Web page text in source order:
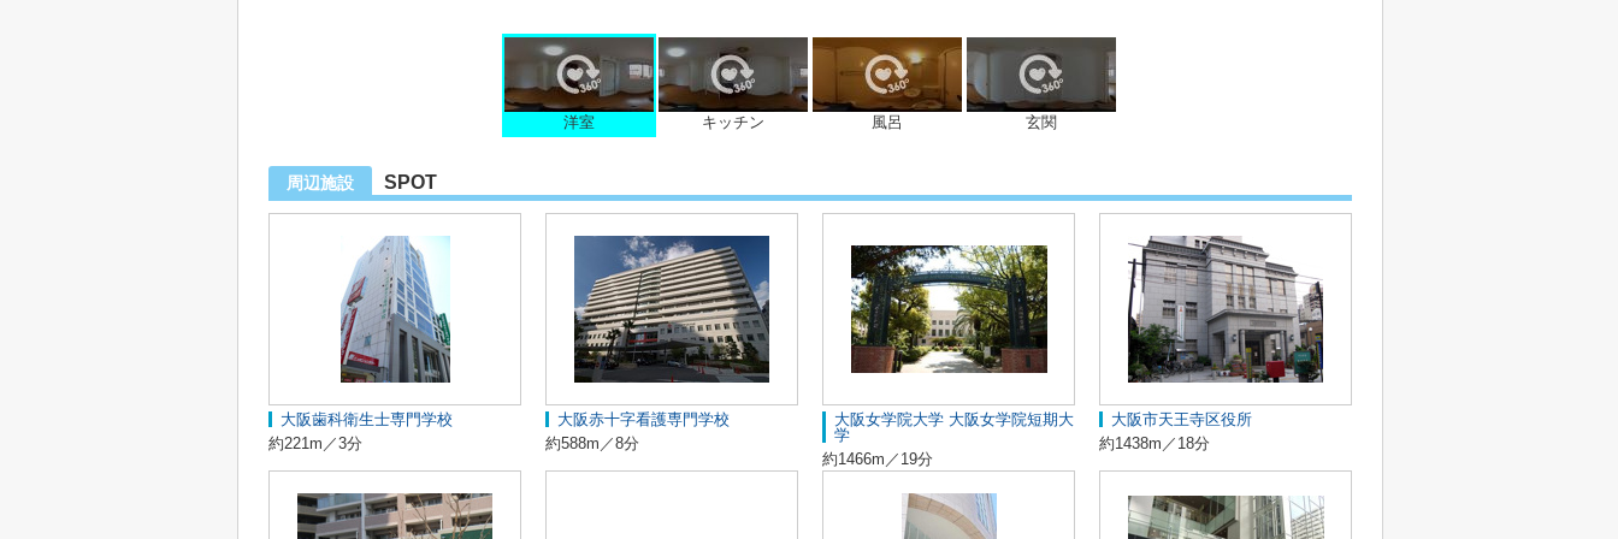
洋室 キッチン 風呂 玄関
周辺施設 SPOT
大阪歯科衛生士専門学校
約221m／3分
大阪赤十字看護専門学校
約588m／8分
大阪女学院大学 大阪女学院短期大
学
約1466m／19分
大阪市天王寺区役所
約1438m／18分